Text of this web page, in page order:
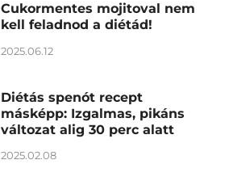
Cukormentes mojitoval nem
kell feladnod a diétád!
2025.06.12
Diétás spenót recept
másképp: Izgalmas, pikáns
változat alig 30 perc alatt
2025.02.08